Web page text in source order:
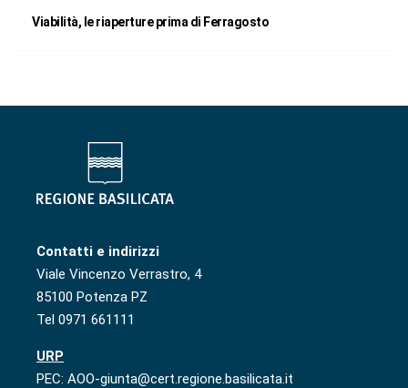
Viabilità, le riaperture prima di Ferragosto
Contatti e indirizzi
Viale Vincenzo Verrastro, 4
85100 Potenza PZ
Tel 0971 661111
URP
PEC: AOO-giunta@cert.regione.basilicata.it